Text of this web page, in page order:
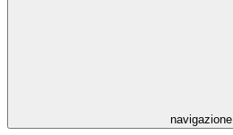
navigazione